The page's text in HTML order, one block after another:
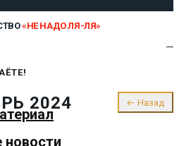
«НЕ НАДО ЛЯ-ЛЯ»
2024 ← Назад